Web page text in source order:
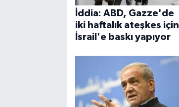
İddia: ABD, Gazze'de
iki haftalık ateşkes için
İsrail'e baskı yapıyor